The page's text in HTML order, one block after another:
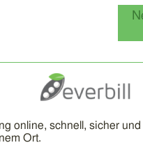
online, schnell, sicher
Ort.